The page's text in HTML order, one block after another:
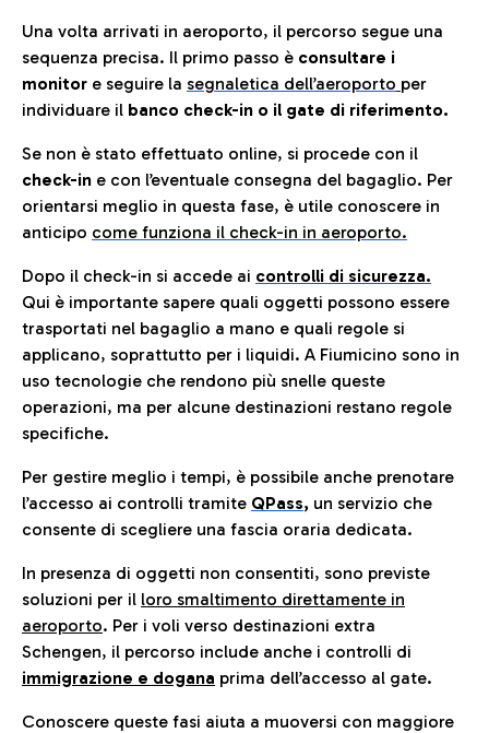
Una volta arrivati in aeroporto, il percorso segue una
sequenza precisa. Il primo passo è consultare i
monitor e seguire la segnaletica dell’aeroporto per
individuare il banco check-in o il gate di riferimento.
Se non è stato effettuato online, si procede con il
check-in e con l’eventuale consegna del bagaglio. Per
orientarsi meglio in questa fase, è utile conoscere in
anticipo come funziona il check-in in aeroporto.
Dopo il check-in si accede ai controlli di sicurezza.
Qui è importante sapere quali oggetti possono essere
trasportati nel bagaglio a mano e quali regole si
applicano, soprattutto per i liquidi. A Fiumicino sono in
uso tecnologie che rendono più snelle queste
operazioni, ma per alcune destinazioni restano regole
specifiche.
Per gestire meglio i tempi, è possibile anche prenotare
l’accesso ai controlli tramite QPass, un servizio che
consente di scegliere una fascia oraria dedicata.
In presenza di oggetti non consentiti, sono previste
soluzioni per il loro smaltimento direttamente in
aeroporto. Per i voli verso destinazioni extra
Schengen, il percorso include anche i controlli di
immigrazione e dogana prima dell’accesso al gate.
Conoscere queste fasi aiuta a muoversi con maggiore